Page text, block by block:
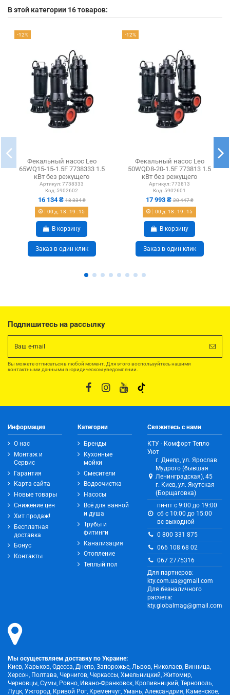
В этой категории 16 товаров:
-12%
Фекальный насос Leo
65WQ15-15-1.5F 7738333 1.5
кВт без режущего
механизма
Артикул:7738333
Код: 5902602
16 134 ₴18 334 ₴
00 д. 18 : 19 : 14
В корзину
Заказ в один клик
-12%
Фекальный насос Leo
50WQD8-20-1.5F 773813 1.5
кВт без режущего
механизма
Артикул:773813
Код: 5902601
17 993 ₴20 447 ₴
00 д. 18 : 19 : 14
В корзину
Заказ в один клик
Подпишитесь на рассылку
Вы можете отписаться в любой момент. Для этого воспользуйтесь нашими
контактными данными в юридическом уведомлении.
Информация
О нас
Монтаж и
Сервис
Гарантия
Карта сайта
Новые товары
Снижение цен
Хит продаж!
Бесплатная
доставка
Бонус
Контакты
Категории
Бренды
Кухонные
мойки
Смесители
Водоочистка
Насосы
Всё для ванной
и душа
Трубы и
фитинги
Канализация
Отопление
Теплый пол
Свяжитесь с нами
КТУ - Комфорт Тепло
Уют
г. Днепр, ул. Ярослав
Мудрого (бывшая
Ленинградская), 45
г. Киев, ул. Якутская
(Борщаговка)
пн-пт с 9:00 до 19:00
сб с 10:00 до 15:00
вс выходной
0 800 331 875
066 108 68 02
067 2775316
Для партнеров:
kty.com.ua@gmail.com
Для безналичного
расчета:
kty.globalmag@gmail.com
Мы осуществляем доставку по Украине:
Киев, Харьков, Одесса, Днепр, Запорожье, Львов, Николаев, Винница,
Херсон, Полтава, Чернигов, Черкассы, Хмельницкий, Житомир,
Черновцы, Сумы, Ровно, Ивано-Франковск, Кропивницкий, Тернополь,
Луцк, Ужгород, Кривой Рог, Кременчуг, Умань, Александрия, Каменское,